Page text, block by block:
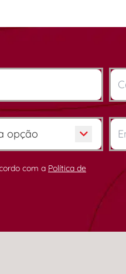
com a Política de